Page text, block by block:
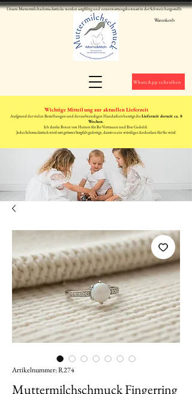
Unsere Muttermilchschmuckstücke werden sorgfältig und verantwortungsbewusst in der Schweiz hergestellt.
Warenkorb
WhatsApp schreiben
Wichtige Mitteilung zur aktuellen Lieferzeit
Aufgrund der vielen Bestellungen und der aufwendigen Handarbeit beträgt dieLieferzeit derzeit ca. 8
Wochen.
Ich danke Ihnen von Herzen für Ihr Vertrauen und Ihre Geduld.
Jedes Schmuckstück wird mit grösster Sorgfalt gefertigt, damit es ein würdiges Andenken für Sie wird
Artikelnummer: R274
Muttermilchschmuck Fingerring